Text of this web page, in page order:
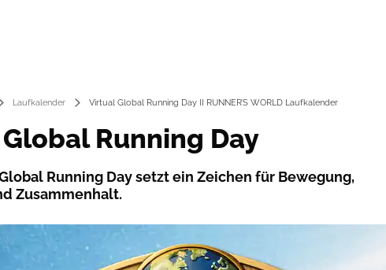
Laufkalender Virtual Global Running Day II RUNNER’S WORLD Laufkalender
Running Day
Running Day setzt ein Zeichen für Bewegung,
Zusammenhalt.